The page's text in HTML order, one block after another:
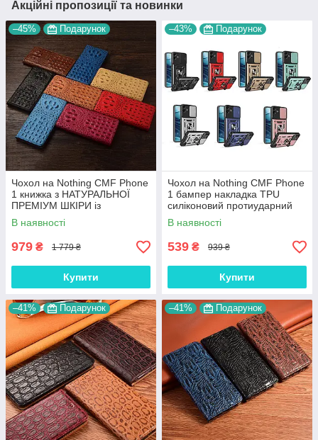
Акційні пропозиції та новинки
–45% Подарунок
Чохол на Nothing CMF Phone
1 книжка з НАТУРАЛЬНОЇ
ПРЕМІУМ ШКІРИ із
підставкою протиударний
магнітний 3D "CROCOHEAD"
В наявності
979 ₴ 1 779 ₴
Купити
–43% Подарунок
Чохол на Nothing CMF Phone
1 бампер накладка TPU
силіконовий протиударний
оригінальний "ROG-ARMOR"
В наявності
539 ₴ 939 ₴
Купити
–41% Подарунок –41% Подарунок